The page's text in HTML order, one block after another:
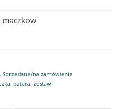
maczkow
, Sprzedane/na zamówienie
, patera, zestaw